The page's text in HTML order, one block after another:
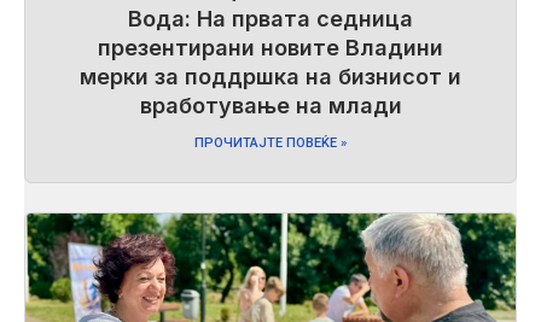
Вода: На првата седница
презентирани новите Владини
мерки за поддршка на бизнисот и
вработување на млади
ПРОЧИТАЈТЕ ПОВЕЌЕ »